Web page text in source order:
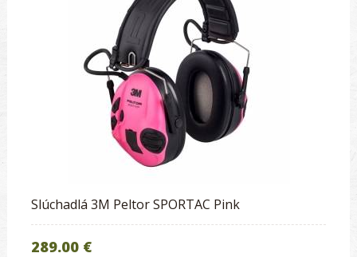
Slúchadlá 3M Peltor SPORTAC Pink
289.00 €